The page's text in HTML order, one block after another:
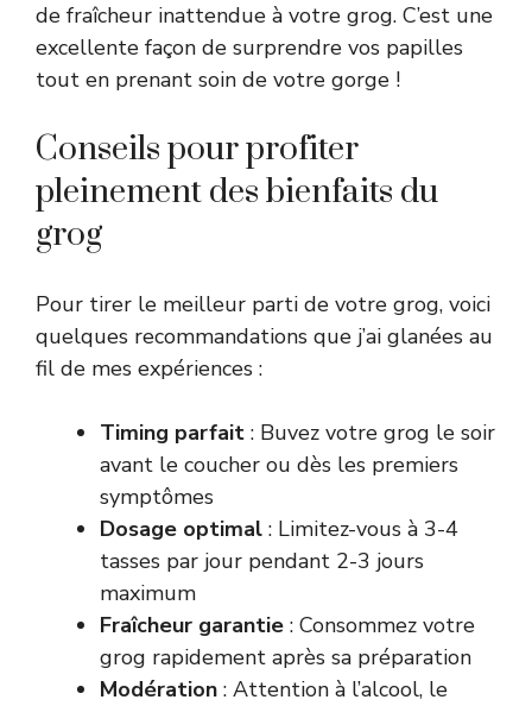
de fraîcheur inattendue à votre grog. C’est une
excellente façon de surprendre vos papilles
tout en prenant soin de votre gorge !
Conseils pour profiter
pleinement des bienfaits du
grog
Pour tirer le meilleur parti de votre grog, voici
quelques recommandations que j’ai glanées au
fil de mes expériences :
Timing parfait : Buvez votre grog le soir
avant le coucher ou dès les premiers
symptômes
Dosage optimal : Limitez-vous à 3-4
tasses par jour pendant 2-3 jours
maximum
Fraîcheur garantie : Consommez votre
grog rapidement après sa préparation
Modération : Attention à l’alcool, le